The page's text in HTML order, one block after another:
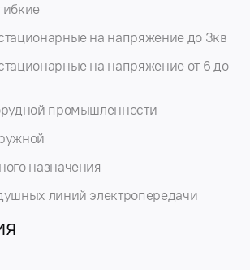
на напряжение до 3кв
на напряжение от 6 до
промышленности
назначения
линий электропередачи